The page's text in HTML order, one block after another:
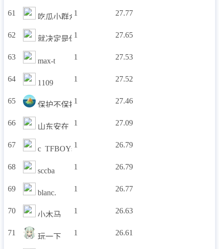
61 吃瓜小群众
1 27.77
62 就决定是你了，咸鱼王
1 27.65
63 max-t 1 27.53
64 1109 1 27.52
65 保护不保护保护
1 27.46
66 山东安在 1 27.09
67 c_TFBOYs 1 26.79
68 sccba 1 26.79
69 blanc. 1 26.77
70 小木马 1 26.63
71 玩一下 1 26.61